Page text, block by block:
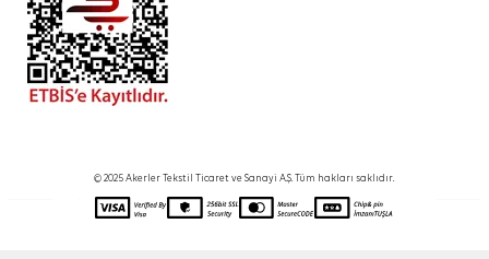
© 2025 Akerler Tekstil Ticaret ve Sanayi A.Ş. Tüm hakları saklıdır.